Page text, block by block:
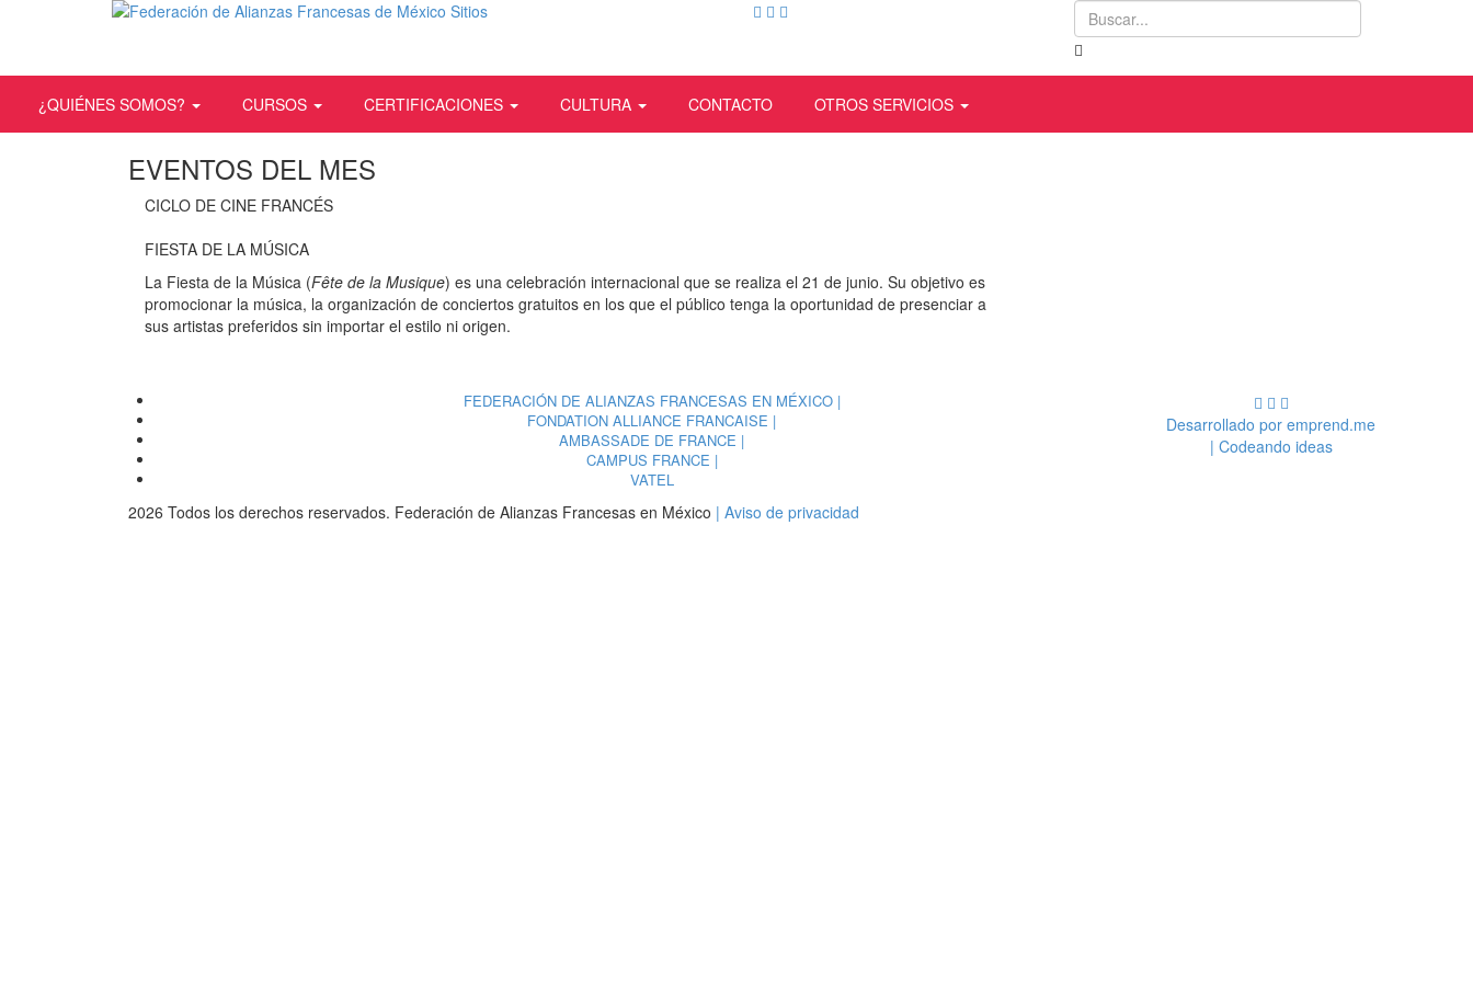
Buscar...
¿QUIÉNES SOMOS?
CURSOS CERTIFICACIONES CULTURA CONTACTO OTROS SERVICIOS
EVENTOS DEL MES
CICLO DE CINE FRANCÉS
FIESTA DE LA MÚSICA
La Fiesta de la Música (Fête de la Musique) es una celebración internacional que se realiza el 21 de junio. Su objetivo es
promocionar la música, la organización de conciertos gratuitos en los que el público tenga la oportunidad de presenciar a
sus artistas preferidos sin importar el estilo ni origen.
FEDERACIÓN DE ALIANZAS FRANCESAS EN MÉXICO |
FONDATION ALLIANCE FRANCAISE |
AMBASSADE DE FRANCE |
CAMPUS FRANCE |
VATEL
2026 Todos los derechos reservados. Federación de Alianzas Francesas en México | Aviso de privacidad
Desarrollado por emprend.me
| Codeando ideas